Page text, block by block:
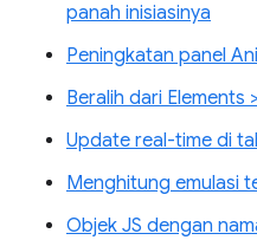
panah inisiasinya
Peningkatan panel
Beralih dari Elements
Update real-time di
Menghitung emulasi
Objek JS dengan